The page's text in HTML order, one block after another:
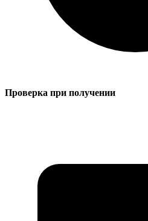
Проверка при получении